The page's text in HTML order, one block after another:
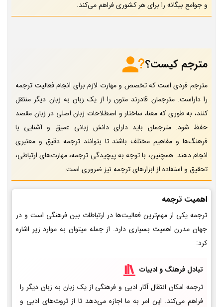
و جوامع بیگانه را برای هر کشوری فراهم می‌کند.
مترجم کیست؟
مترجم فردی است که تخصص و مهارت لازم برای انجام فعالیت ترجمه
را داراست. مترجمان قادرند متون را از یک زبان به زبان دیگر منتقل
کنند، به طوری که معنا، ساختار و اصطلاحات زبان اصلی در زبان مقصد
حفظ شود. مترجمان باید دارای دانش زبانی عمیق و آشنایی با
فرهنگ‌ها و مفاهیم مختلف باشند تا بتوانند ترجمه دقیق و معتبری
انجام دهند. همچنین، با توجه به پیچیدگی ترجمه، مهارت‌های ارتباطی،
تحقیق و استفاده از ابزارهای ترجمه نیز ضروری است.
اهمیت ترجمه
ترجمه یکی از مهم‌ترین فعالیت‌ها در ارتباطات بین فرهنگی است و در
جهان مدرن اهمیت بسیاری دارد. از جمله میتوان به موارد زیر اشاره
کرد:
تبادل فرهنگ و ادبیات
ترجمه امکان انتقال آثار ادبی و فرهنگی از یک زبان به زبان دیگر را
فراهم می‌کند. این امر به ما اجازه می‌دهد تا از ثروت‌های ادبی و